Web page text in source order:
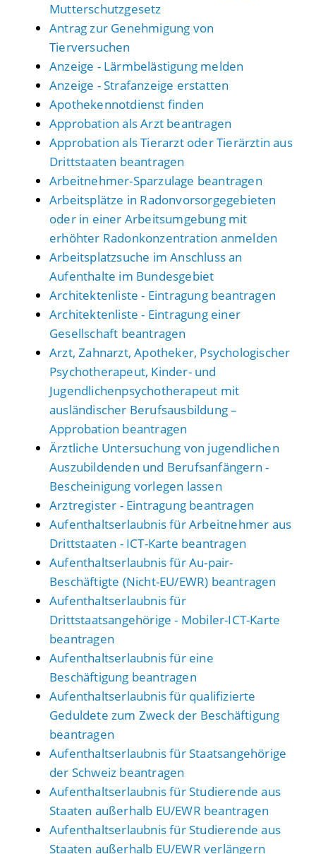
Mutterschutzgesetz
Antrag zur Genehmigung von
Tierversuchen
Anzeige - Lärmbelästigung melden
Anzeige - Strafanzeige erstatten
Apothekennotdienst finden
Approbation als Arzt beantragen
Approbation als Tierarzt oder Tierärztin aus
Drittstaaten beantragen
Arbeitnehmer-Sparzulage beantragen
Arbeitsplätze in Radonvorsorgegebieten
oder in einer Arbeitsumgebung mit
erhöhter Radonkonzentration anmelden
Arbeitsplatzsuche im Anschluss an
Aufenthalte im Bundesgebiet
Architektenliste - Eintragung beantragen
Architektenliste - Eintragung einer
Gesellschaft beantragen
Arzt, Zahnarzt, Apotheker, Psychologischer
Psychotherapeut, Kinder- und
Jugendlichenpsychotherapeut mit
ausländischer Berufsausbildung –
Approbation beantragen
Ärztliche Untersuchung von jugendlichen
Auszubildenden und Berufsanfängern -
Bescheinigung vorlegen lassen
Arztregister - Eintragung beantragen
Aufenthaltserlaubnis für Arbeitnehmer aus
Drittstaaten - ICT-Karte beantragen
Aufenthaltserlaubnis für Au-pair-
Beschäftigte (Nicht-EU/EWR) beantragen
Aufenthaltserlaubnis für
Drittstaatsangehörige - Mobiler-ICT-Karte
beantragen
Aufenthaltserlaubnis für eine
Beschäftigung beantragen
Aufenthaltserlaubnis für qualifizierte
Geduldete zum Zweck der Beschäftigung
beantragen
Aufenthaltserlaubnis für Staatsangehörige
der Schweiz beantragen
Aufenthaltserlaubnis für Studierende aus
Staaten außerhalb EU/EWR beantragen
Aufenthaltserlaubnis für Studierende aus
Staaten außerhalb EU/EWR verlängern